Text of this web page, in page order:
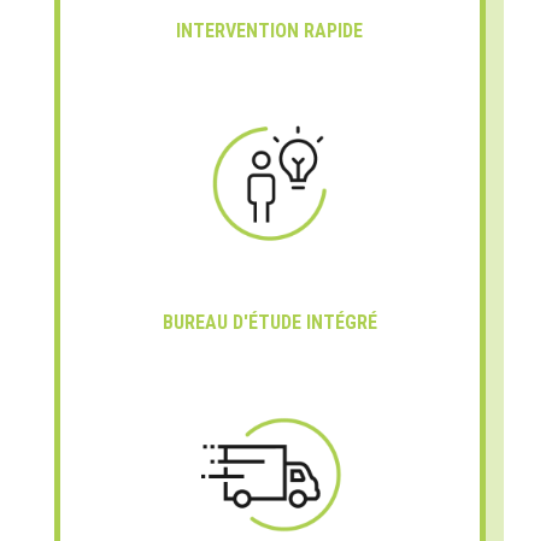
INTERVENTION RAPIDE
BUREAU D'ÉTUDE INTÉGRÉ